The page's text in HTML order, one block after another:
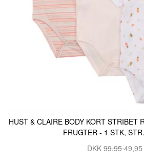
HUST & CLAIRE BODY KORT STRIBET
FRUGTER - 1 STK,
DKK 99,9549,95